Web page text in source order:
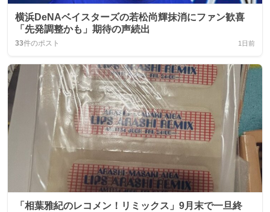
横浜DeNAベイスターズの若松尚輝抹消にファン歓喜
「先発調整かも」期待の声続出
33件のポスト 1日前
「相葉雅紀のレコメン！リミックス」9月末で一旦終